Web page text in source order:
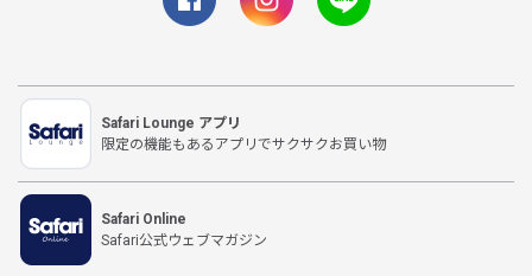
Safari Lounge アプリ
限定の機能もあるアプリでサクサクお買い物
Safari Online
Safari公式ウェブマガジン